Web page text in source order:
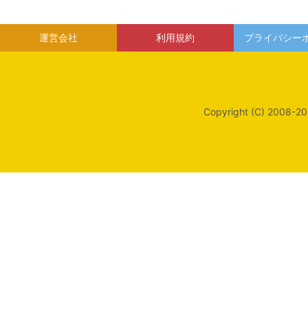
運営会社 利用規約 プライバシー
Copyright (C) 2008-